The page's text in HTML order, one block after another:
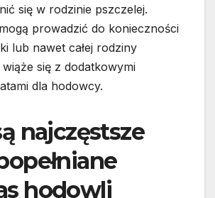
się w rodzinie pszczelej.
prowadzić do konieczności
lub nawet całej rodziny
się z dodatkowymi
dla hodowcy.
najczęstsze
hodowli